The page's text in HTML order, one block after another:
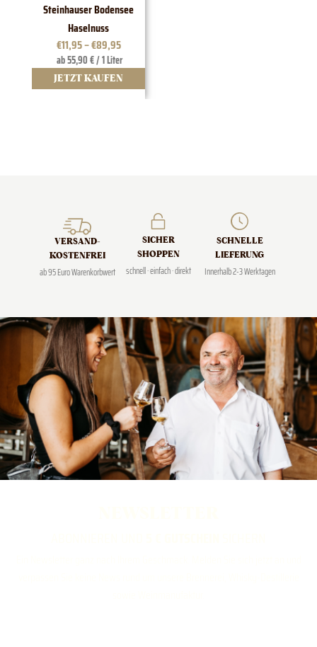
Steinhauser Bodensee
Haselnuss
€11,95–€89,95
ab 55,90 € / 1 Liter
JETZT KAUFEN
VERSAND­
KOSTENFREI
ab 95 Euro Warenkorbwert
SICHER
SHOPPEN
schnell · einfach · direkt
SCHNELLE
LIEFERUNG
Innerhalb 2-3 Werktagen